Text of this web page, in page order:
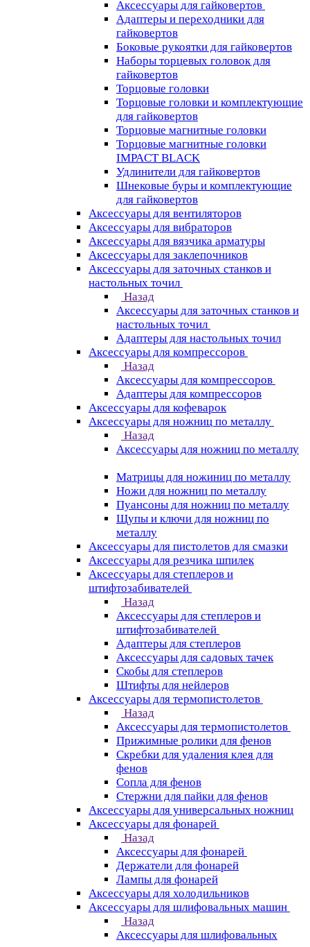
Аксессуары для гайковертов
Адаптеры и переходники для
гайковертов
Боковые рукоятки для гайковертов
Наборы торцевых головок для
гайковертов
Торцовые головки
Торцовые головки и комплектующие
для гайковертов
Торцовые магнитные головки
Торцовые магнитные головки
IMPACT BLACK
Удлинители для гайковертов
Шнековые буры и комплектующие
для гайковертов
Аксессуары для вентиляторов
Аксессуары для вибраторов
Аксессуары для вязчика арматуры
Аксессуары для заклепочников
Аксессуары для заточных станков и
настольных точил
Назад
Аксессуары для заточных станков и
настольных точил
Адаптеры для настольных точил
Аксессуары для компрессоров
Назад
Аксессуары для компрессоров
Адаптеры для компрессоров
Аксессуары для кофеварок
Аксессуары для ножниц по металлу
Назад
Аксессуары для ножниц по металлу
Матрицы для ножиниц по металлу
Ножи для ножниц по металлу
Пуансоны для ножниц по металлу
Щупы и ключи для ножниц по
металлу
Аксессуары для пистолетов для смазки
Аксессуары для резчика шпилек
Аксессуары для степлеров и
штифтозабивателей
Назад
Аксессуары для степлеров и
штифтозабивателей
Адаптеры для степлеров
Аксессуары для садовых тачек
Скобы для степлеров
Штифты для нейлеров
Аксессуары для термопистолетов
Назад
Аксессуары для термопистолетов
Прижимные ролики для фенов
Скребки для удаления клея для
фенов
Сопла для фенов
Стержни для пайки для фенов
Аксессуары для универсальных ножниц
Аксессуары для фонарей
Назад
Аксессуары для фонарей
Держатели для фонарей
Лампы для фонарей
Аксессуары для холодильников
Аксессуары для шлифовальных машин
Назад
Аксессуары для шлифовальных